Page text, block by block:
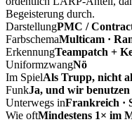
Begeisterung durch.
DarstellungPMC /
FarbschemaMulticam ·
ErkennungTeampatch +
UniformzwangNö
Im SpielAls Trupp, nicht
FunkJa, und wir benutzen
Unterwegs inFrankreich ·
Wie oftMindestens 1× im